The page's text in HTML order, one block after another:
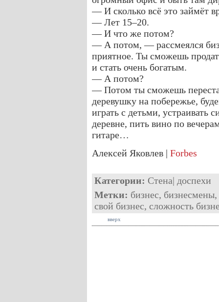
— И сколько всё это займёт
— Лет 15–20.
— И что же потом?
— А потом, — рассмеялся
приятное. Ты сможешь
и стать очень богатым.
— А потом?
— Потом ты сможешь
деревушку на побережье,
играть с детьми, устраивать
деревне, пить вино по
гитаре…
Алексей Яковлев | Forbes
Категории: Стена| доспехи
Метки: бизнес, бизнесмены,
свой бизнес, сложность
вверх